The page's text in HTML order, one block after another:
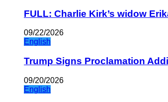
FULL: Charlie Kirk’s widow
09/22/2026
English
Trump Signs Proclamation
09/20/2026
English